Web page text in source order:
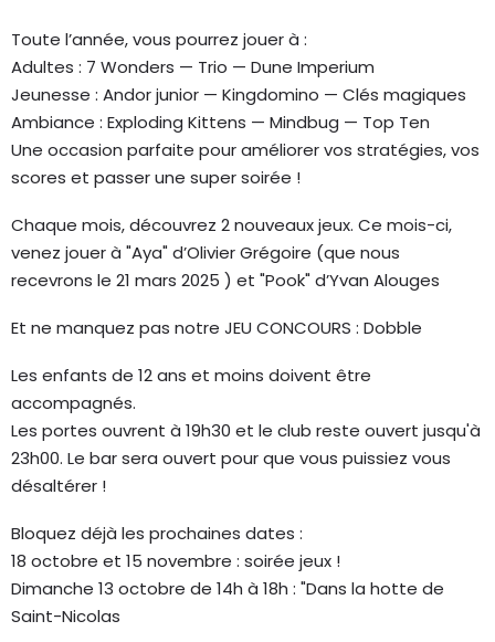
Toute l’année, vous pourrez jouer à :
Adultes : 7 Wonders — Trio — Dune Imperium
Jeunesse : Andor junior — Kingdomino — Clés magiques
Ambiance : Exploding Kittens — Mindbug — Top Ten
Une occasion parfaite pour améliorer vos stratégies, vos
scores et passer une super soirée !
Chaque mois, découvrez 2 nouveaux jeux. Ce mois-ci,
venez jouer à "Aya" d’Olivier Grégoire (que nous
recevrons le 21 mars 2025 ) et "Pook" d’Yvan Alouges
Et ne manquez pas notre JEU CONCOURS : Dobble
Les enfants de 12 ans et moins doivent être
accompagnés.
Les portes ouvrent à 19h30 et le club reste ouvert jusqu'à
23h00. Le bar sera ouvert pour que vous puissiez vous
désaltérer !
Bloquez déjà les prochaines dates :
18 octobre et 15 novembre : soirée jeux !
Dimanche 13 octobre de 14h à 18h : "Dans la hotte de
Saint-Nicolas